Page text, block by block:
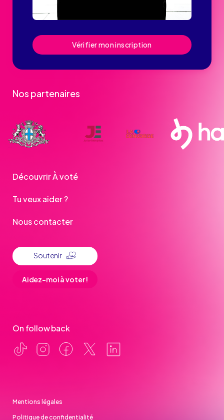
Vérifier mon inscription
Nos partenaires
Découvrir À voté
Tu veux aider ?
Nous contacter
Soutenir
Aidez-moi à voter !
On follow back
Mentions légales
Politique de confidentialité